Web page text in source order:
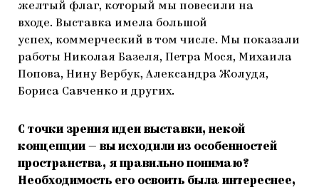
желтый флаг, который мы повесили на
входе. Выставка имела большой
успех, коммерческий в том числе. Мы показали
работы Николая Базеля, Петра Мося, Михаила
Попова, Нину Вербук, Александра Жолудя,
Бориса Савченко и других.
С точки зрения идеи выставки, некой
концепции — вы исходили из особенностей
пространства, я правильно понимаю?
Необходимость его освоить была интереснее,